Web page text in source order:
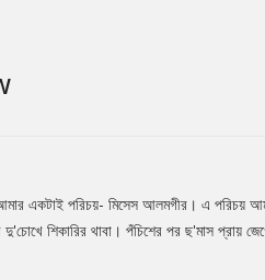
একটাই পরিচয়- মিসেস আলমগীর। এ পরিচয়
শিকারির থাবা। পঁচিশের পর ছ'মাস প্রায়